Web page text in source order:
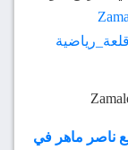
ناصر ماهر في